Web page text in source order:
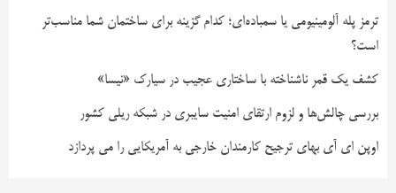
ترمز پله آلومینیومی یا سمباده‌ای؛ کدام گزینه برای ساختمان شما مناسب‌تر
است؟
کشف یک قمر ناشناخته با ساختاری عجیب در سیارک «نیسا»
بررسی چالش‌ها و لزوم ارتقای امنیت سایبری در شبکه ریلی کشور
اوپن ای آی بهای ترجیح کارمندان خارجی به آمریکایی را می پردازد